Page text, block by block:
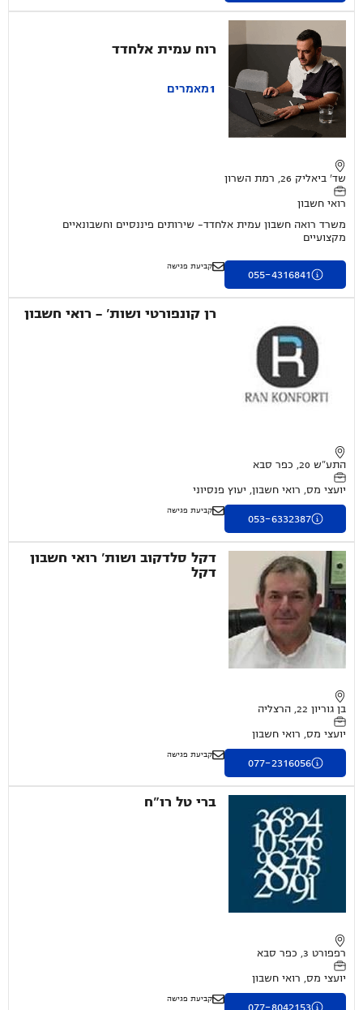
רוח עמית אלחדד
שד' ביאליק 26, רמת השרון
רואי חשבון
משרד רואה חשבון עמית אלחדד- שירותים פיננסיים וחשבונאיים
מקצועיים
1מאמרים
055-4316841
קביעת פגישה
רן קונפורטי ושות' - רואי חשבון
התע"ש 20, כפר סבא
יועצי מס, רואי חשבון, יעוץ פנסיוני
053-6332387
קביעת פגישה
דקל סלדקוב ושות' רואי חשבון
דקל
בן גוריון 22, הרצליה
יועצי מס, רואי חשבון
077-2316056
קביעת פגישה
ברי טל רו"ח
רפפורט 3, כפר סבא
יועצי מס, רואי חשבון
077-8042153
קביעת פגישה